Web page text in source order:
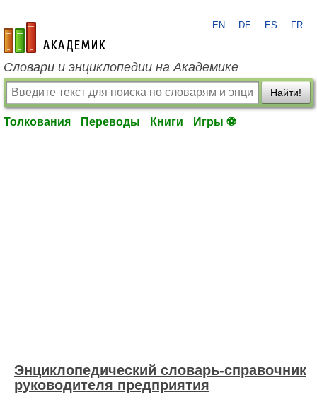
academic.ru
EN DE ES FR
Словари и энциклопедии на Академике
Найти!
Толкования Переводы Книги Игры ⚽
Энциклопедический словарь-справочник
руководителя предприятия